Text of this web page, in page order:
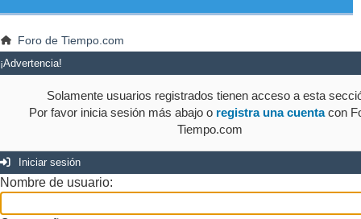
Foro de Tiempo.com
¡Advertencia!
Solamente usuarios registrados tienen acceso a esta
Por favor inicia sesión más abajo o registra una cuentacon
Tiempo.com
Iniciar sesión
Nombre de usuario: